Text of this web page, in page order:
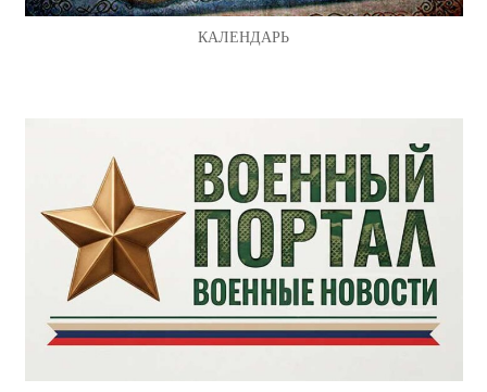
КАЛЕНДАРЬ